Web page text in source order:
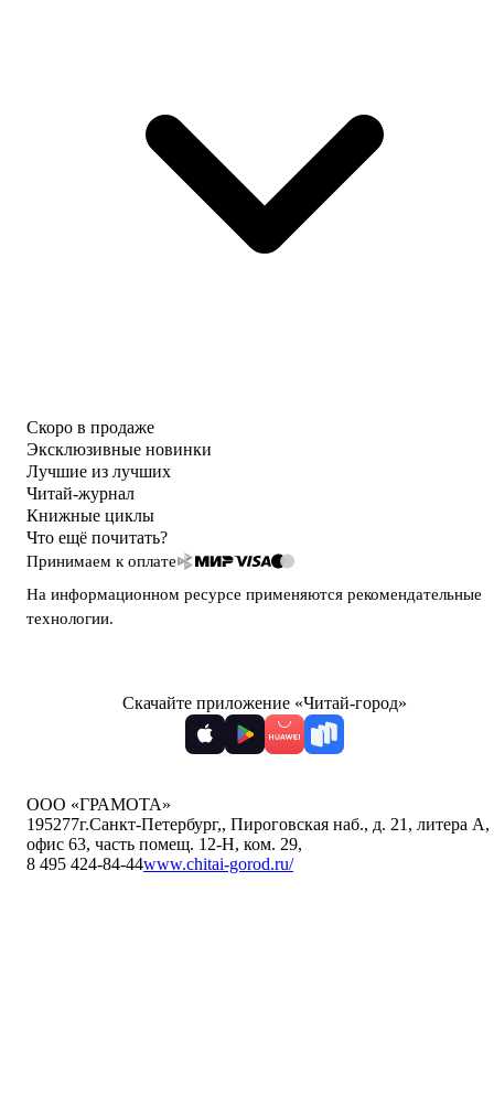
Скоро в продаже
Эксклюзивные новинки
Лучшие из лучших
Читай-журнал
Книжные циклы
Что ещё почитать?
Принимаем к оплате
На информационном ресурсе применяются рекомендательные
технологии.
Скачайте приложение «Читай-город»
ООО «ГРАМОТА»
195277г.Санкт-Петербург,, Пироговская наб., д. 21, литера А,
офис 63, часть помещ. 12-Н, ком. 29,
8 495 424-84-44www.chitai-gorod.ru/